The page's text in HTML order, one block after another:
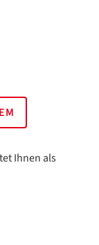
Ihnen als